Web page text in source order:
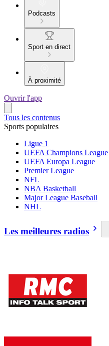
Podcasts
Sport en direct
À proximité
Ouvrir l'app
Tous les contenus
Sports populaires
Ligue 1
UEFA Champions League
UEFA Europa League
Premier League
NFL
NBA Basketball
Major League Baseball
NHL
Les meilleures radios